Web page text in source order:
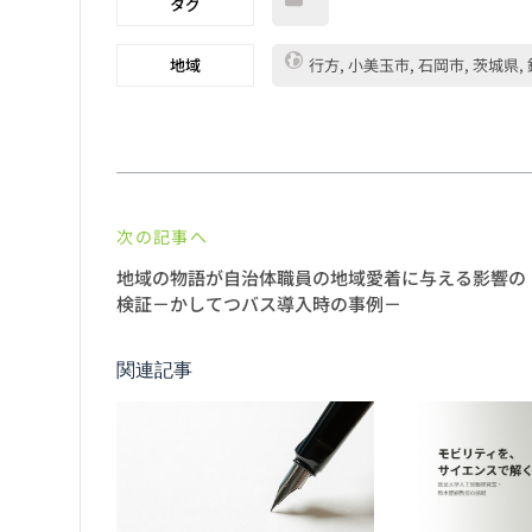
地域 行方, 小美玉市, 石岡市, 茨城県,
次の記事へ
地域の物語が自治体職員の地域愛着に与える影響の
検証－かしてつバス導入時の事例－
関連記事